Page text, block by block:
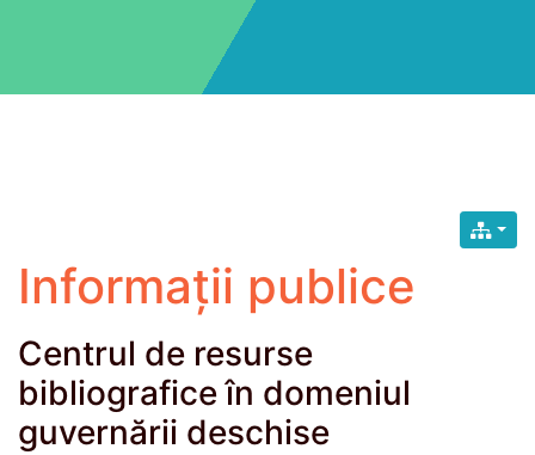
Informații publice
Centrul de resurse
bibliografice în domeniul
guvernării deschise